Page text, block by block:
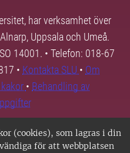
(cookies), som lagras i din
för att webbplatsen
har verksamhet över
Uppsala och Umeå.
14001. • Telefon: 018-67
• Kontakta SLU • Om
• Behandling av